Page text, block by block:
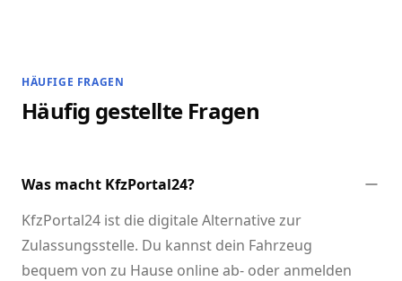
HÄUFIGE FRAGEN
Häufig gestellte Fragen
Was macht KfzPortal24?
KfzPortal24 ist die digitale Alternative zur
Zulassungsstelle. Du kannst dein Fahrzeug
bequem von zu Hause online ab- oder anmelden